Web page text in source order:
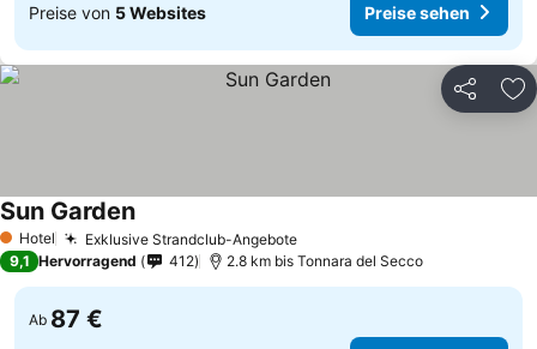
Preise von 5 Websites Preise sehen
Teilen
1 Sterne
Hotel Exklusive Strandclub-Angebote
Sun Garden
9,1 Hervorragend 412 2.8 km bis Tonnara del Secco
Ab 87 €